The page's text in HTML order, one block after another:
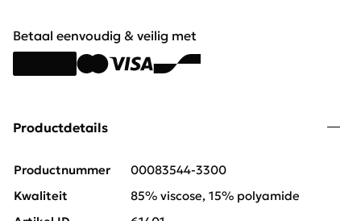
Betaal eenvoudig & veilig met
Productdetails
Productnummer
00083544-3300
Kwaliteit
85% viscose, 15% polyamide